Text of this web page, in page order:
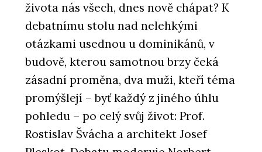
života nás všech, dnes nově chápat? K
debatnímu stolu nad nelehkými
otázkami usednou u dominikánů, v
budově, kterou samotnou brzy čeká
zásadní proměna, dva muži, kteří téma
promýšlejí – byť každý z jiného úhlu
pohledu – po celý svůj život: Prof.
Rostislav Švácha a architekt Josef